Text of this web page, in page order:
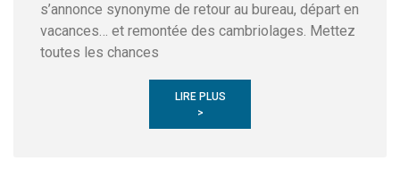
s’annonce synonyme de retour au bureau, départ en
vacances… et remontée des cambriolages. Mettez
toutes les chances
LIRE PLUS
>